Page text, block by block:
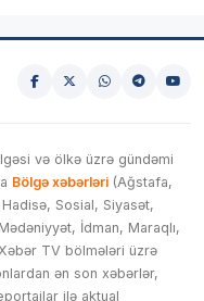
və ölkə üzrə gündəmi
Bölgə xəbərləri (Ağstafa,
Sosial, Siyasət,
İdman, Maraqlı,
TV bölmələri üzrə
ən son xəbərlər,
ilə aktual